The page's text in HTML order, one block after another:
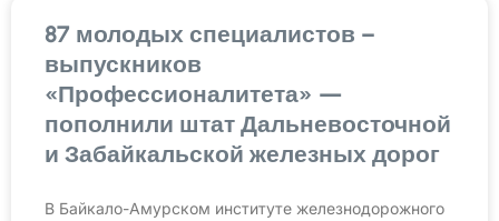
87 молодых специалистов –
выпускников
«Профессионалитета» —
пополнили штат Дальневосточной
и Забайкальской железных дорог
В Байкало-Амурском институте железнодорожного